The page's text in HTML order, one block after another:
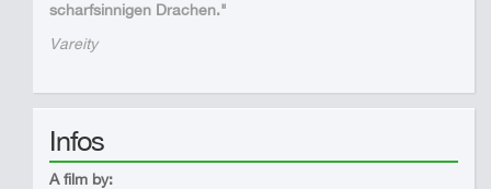
scharfsinnigen Drachen."
Vareity
Infos
A film by: